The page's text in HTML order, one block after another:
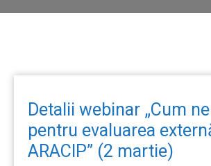
Detalii webinar „Cum
pentru evaluarea
ARACIP” (2 martie)